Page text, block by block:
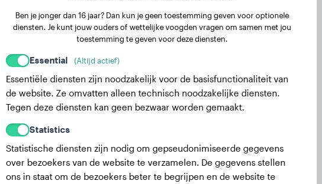
Ben je jonger dan 16 jaar? Dan kun je geen toestemming geven voor optionele
diensten. Je kunt jouw ouders of wettelijke voogden vragen om samen met jou
toestemming te geven voor deze diensten.
Essential (Altijd actief)
Essentiële diensten zijn noodzakelijk voor de basisfunctionaliteit van
de website. Ze omvatten alleen technisch noodzakelijke diensten.
Tegen deze diensten kan geen bezwaar worden gemaakt.
Statistics
Statistische diensten zijn nodig om gepseudonimiseerde gegevens
over bezoekers van de website te verzamelen. De gegevens stellen
ons in staat om de bezoekers beter te begrijpen en de website te